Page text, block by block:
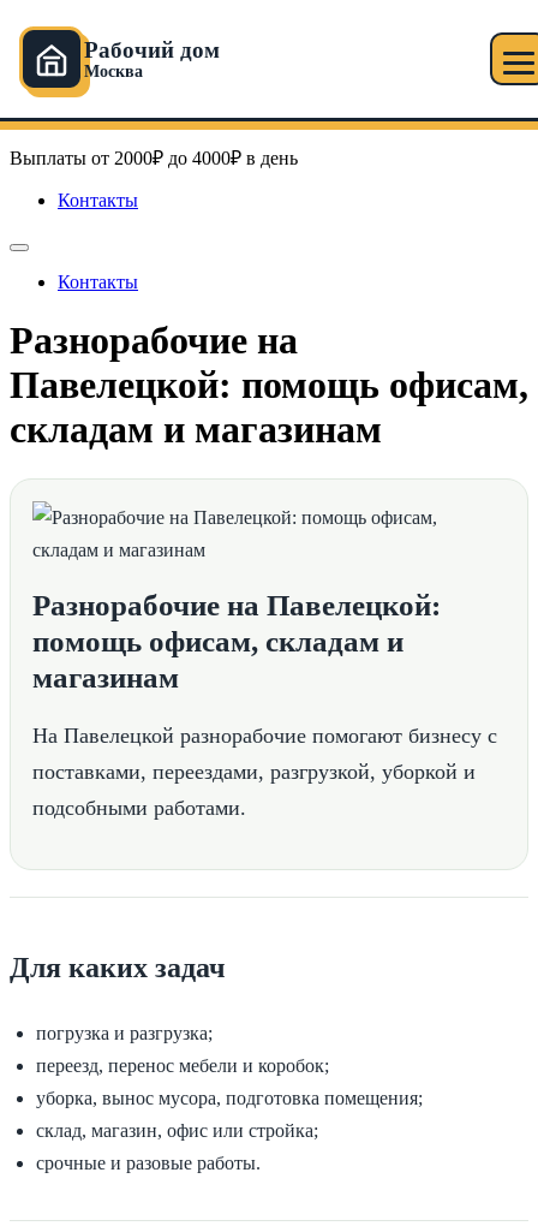
Рабочий дом
Москва
к
содержимому
Рабочий дом в Москве
Выплаты от 2000₽ до 4000₽ в день
Контакты
Контакты
Разнорабочие на
Павелецкой: помощь офисам,
складам и магазинам
Разнорабочие на Павелецкой:
помощь офисам, складам и
магазинам
На Павелецкой разнорабочие помогают бизнесу с
поставками, переездами, разгрузкой, уборкой и
подсобными работами.
Для каких задач
погрузка и разгрузка;
переезд, перенос мебели и коробок;
уборка, вынос мусора, подготовка помещения;
склад, магазин, офис или стройка;
срочные и разовые работы.